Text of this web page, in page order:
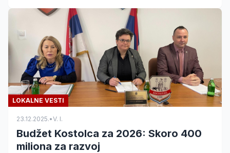
LOKALNE VESTI
23.12.2025.•V. I.
Budžet Kostolca za 2026: Skoro 400
miliona za razvoj